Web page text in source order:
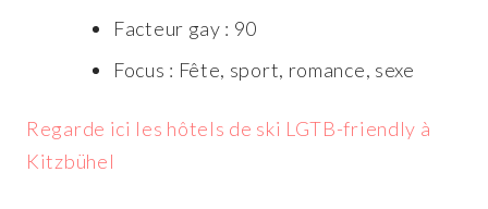
Facteur gay : 90
Focus : Fête, sport, romance, sexe
Regarde ici les hôtels de ski LGTB-friendly à
Kitzbühel